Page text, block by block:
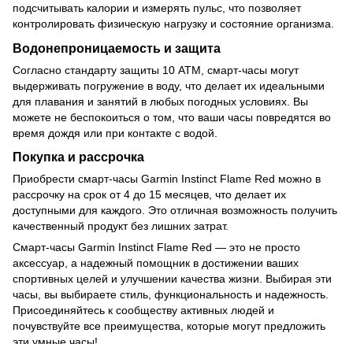
подсчитывать калории и измерять пульс, что позволяет
контролировать физическую нагрузку и состояние организма.
Водонепроницаемость и защита
Согласно стандарту защиты 10 ATM, смарт-часы могут
выдерживать погружение в воду, что делает их идеальными
для плавания и занятий в любых погодных условиях. Вы
можете не беспокоиться о том, что ваши часы повредятся во
время дождя или при контакте с водой.
Покупка и рассрочка
Приобрести смарт-часы Garmin Instinct Flame Red можно в
рассрочку на срок от 4 до 15 месяцев, что делает их
доступными для каждого. Это отличная возможность получить
качественный продукт без лишних затрат.
Смарт-часы Garmin Instinct Flame Red — это не просто
аксессуар, а надежный помощник в достижении ваших
спортивных целей и улучшении качества жизни. Выбирая эти
часы, вы выбираете стиль, функциональность и надежность.
Присоединяйтесь к сообществу активных людей и
почувствуйте все преимущества, которые могут предложить